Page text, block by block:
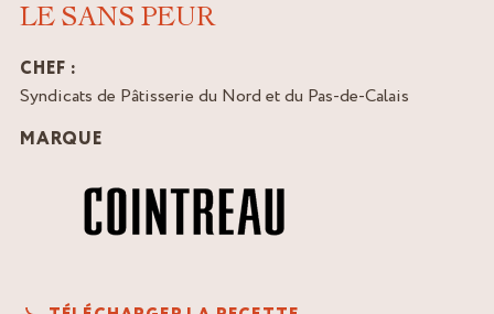
LE SANS PEUR
CHEF :
Syndicats de Pâtisserie du Nord et du Pas-de-Calais
MARQUE